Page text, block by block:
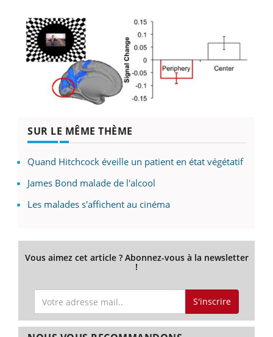
SUR LE MÊME THÈME
Quand Hitchcock éveille un patient en état végétatif
James Bond malade de l'alcool
Les malades s'affichent au cinéma
Vous aimez cet article ? Abonnez-vous à la newsletter
!
S'inscrire